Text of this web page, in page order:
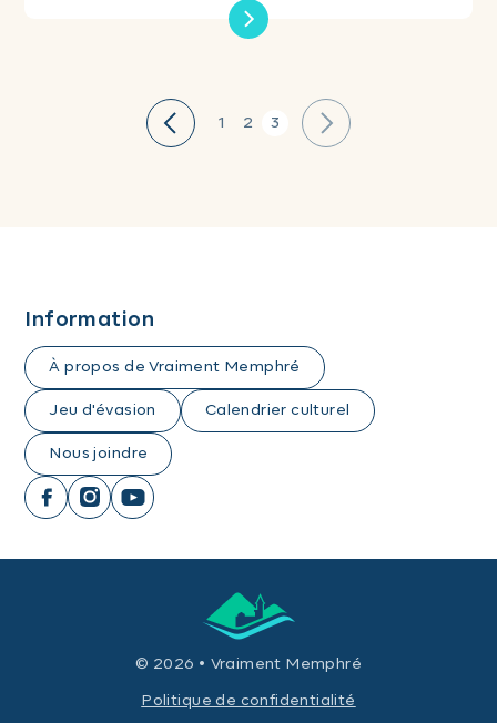
1 2 3
Information
À propos de Vraiment Memphré
Jeu d'évasion Calendrier culturel
Nous joindre
© 2026 • Vraiment Memphré
Politique de confidentialité